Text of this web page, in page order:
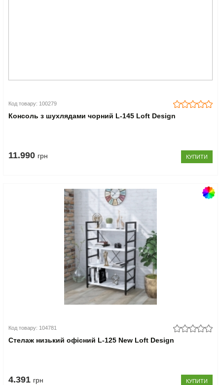
Код товару: 100279
Консоль з шухлядами чорний L-145 Loft Design
11.990 грн КУПИТИ
Код товару: 104781
Стелаж низький офісний L-125 New Loft Design
4.391 грн КУПИТИ